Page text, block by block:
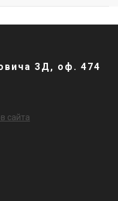
3Д, оф. 474
сайта